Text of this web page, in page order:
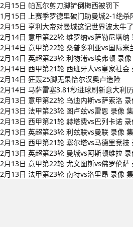
2月15日 帕瓦尔剪刀脚铲倒梅西被罚下
1月15日 上赛季罗德里破门助曼城2-1绝杀
2月15日 亨利大帝对曼城这记世界波太牛了
2月14日 意甲第22轮 维罗纳vs萨勒尼塔纳
2月14日 意甲第22轮 桑普多利亚vs国际米
2月14日 英超第23轮 利物浦vs埃弗顿 录像
2月14日 西甲第21轮 西班牙人vs皇家社会
2月14日 狂轰25脚无果恰尔汉奥卢造险
2月14日 马萨雷塞3.81秒进球刷新意大利
2月13日 意甲第22轮 乌迪内斯vs萨索洛 录
2月13日 法甲第23轮 图卢兹vs雷恩 录像
2月13日 西甲第21轮 赫塔费vs巴列卡诺 录
2月13日 英超第23轮 利兹联vs曼联 录像
2月13日 西甲第21轮 塞尔塔vs马德里竞技
2月13日 英超第23轮 曼城vs阿斯顿维拉 录
2月13日 意甲第22轮 尤文图斯vs佛罗伦萨
2月13日 法甲第23轮 南特vs洛里昂 录像